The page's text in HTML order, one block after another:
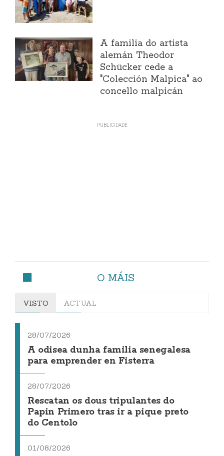
A familia do artista
alemán Theodor
Schücker cede a
"Colección Malpica" ao
concello malpicán
O MÁIS
VISTO ACTUAL
28/07/2026
A odisea dunha familia senegalesa
para emprender en Fisterra
28/07/2026
Rescatan os dous tripulantes do
Papin Primero tras ir a pique preto
do Centolo
01/08/2026